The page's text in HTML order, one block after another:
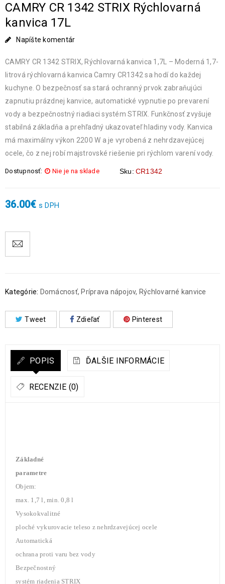
CAMRY CR 1342 STRIX Rýchlovarná
kanvica 17L
Napíšte komentár
CAMRY CR 1342 STRIX, Rýchlovarná kanvica 1,7L – Moderná 1,7-
litrová rýchlovarná kanvica Camry CR1342 sa hodí do každej
kuchyne. O bezpečnosť sa stará ochranný prvok zabraňujúci
zapnutiu prázdnej kanvice, automatické vypnutie po prevarení
vody a bezpečnostný riadiaci systém STRIX. Funkčnosť zvyšuje
stabilná základňa a prehľadný ukazovateľ hladiny vody. Kanvica
má maximálny výkon 2200 W a je vyrobená z nehrdzavejúcej
ocele, čo z nej robí majstrovské riešenie pri rýchlom varení vody.
Dostupnosť: Nie je na sklade Sku: CR1342
36.00€ s DPH
Kategórie: Domácnosť, Príprava nápojov, Rýchlovarné kanvice
Tweet Zdieľať Pinterest
POPIS ĎALŠIE INFORMÁCIE
RECENZIE (0)
Základné
parametre
Objem:
max. 1,7 l, min. 0,8 l
Vysokokvalitné
ploché vykurovacie teleso z nehrdzavejúcej ocele
Automatická
ochrana proti varu bez vody
Bezpečnostný
systém riadenia STRIX